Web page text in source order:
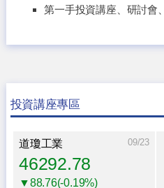
第一手投資講座、研討會
投資講座專區
道瓊工業 09/23
46292.78
▼88.76(-0.19%)